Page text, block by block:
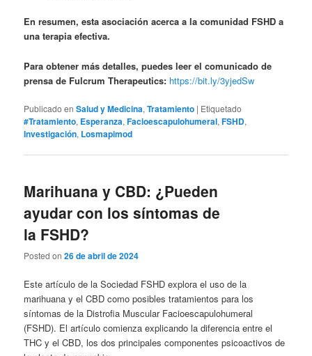
En resumen, esta asociación acerca a la comunidad FSHD a
una terapia efectiva.
Para obtener más detalles, puedes leer el comunicado de
prensa de Fulcrum Therapeutics: https://bit.ly/3yjedSw
Publicado en Salud y Medicina,Tratamiento | Etiquetado
#Tratamiento, Esperanza,Facioescapulohumeral,FSHD,
Investigación, Losmapimod
Marihuana y CBD: ¿Pueden
ayudar con los síntomas de
la FSHD?
Posted on26 de abril de 2024
Este artículo de la Sociedad FSHD explora el uso de la
marihuana y el CBD como posibles tratamientos para los
síntomas de la Distrofia Muscular Facioescapulohumeral
(FSHD). El artículo comienza explicando la diferencia entre el
THC y el CBD, los dos principales componentes psicoactivos de